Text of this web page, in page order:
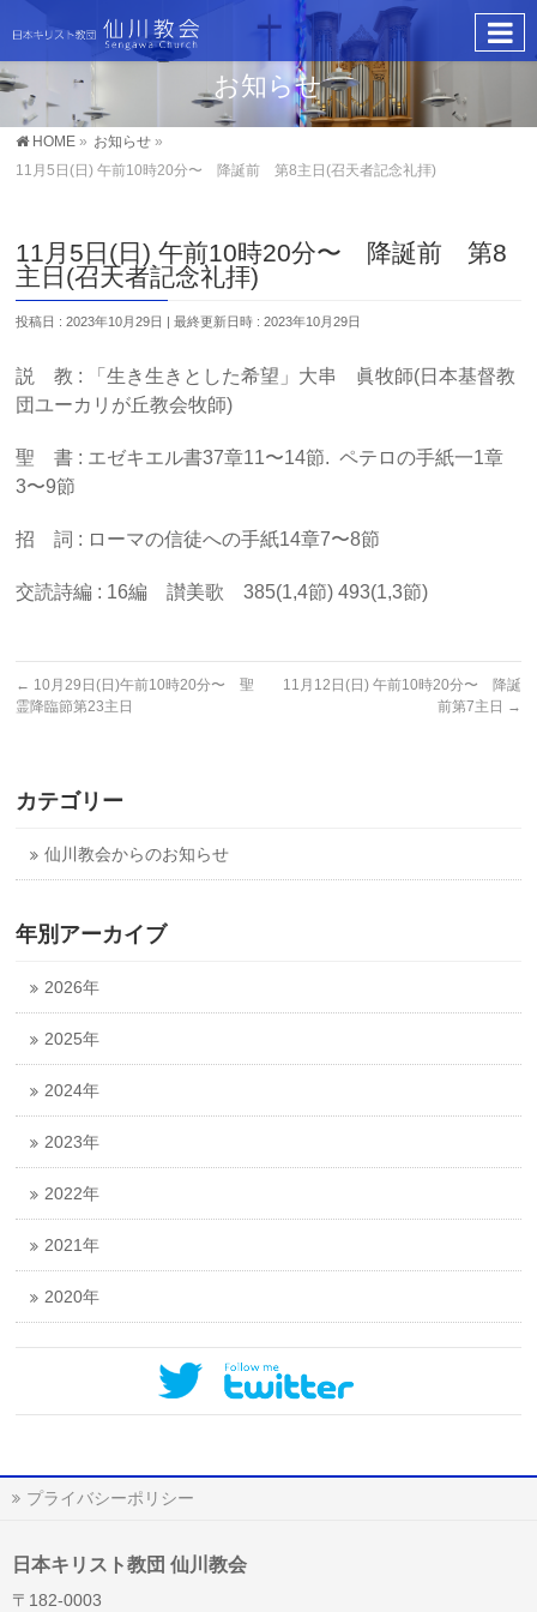
お知らせ
HOME » お知らせ »
11月5日(日) 午前10時20分〜 降誕前 第8主日(召天者記念礼拝)
11月5日(日) 午前10時20分〜 降誕前 第8
主日(召天者記念礼拝)
投稿日 : 2023年10月29日 最終更新日時 : 2023年10月29日
説 教 : 「生き生きとした希望」大串 眞牧師(日本基督教
団ユーカリが丘教会牧師)
聖 書 : エゼキエル書37章11〜14節. ペテロの手紙一1章
3〜9節
招 詞 : ローマの信徒への手紙14章7〜8節
交読詩編 : 16編 讃美歌 385(1,4節) 493(1,3節)
← 10月29日(日)午前10時20分〜 聖
霊降臨節第23主日
11月12日(日) 午前10時20分〜 降誕
前第7主日 →
カテゴリー
仙川教会からのお知らせ
年別アーカイブ
2026年
2025年
2024年
2023年
2022年
2021年
2020年
プライバシーポリシー
日本キリスト教団 仙川教会
〒182-0003